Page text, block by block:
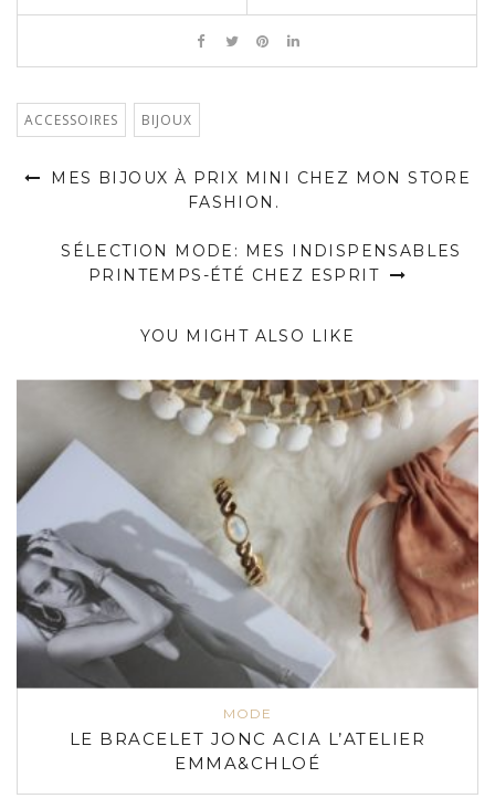
ACCESSOIRES BIJOUX
MES BIJOUX À PRIX MINI CHEZ MON STORE
FASHION.
SÉLECTION MODE: MES INDISPENSABLES
PRINTEMPS-ÉTÉ CHEZ ESPRIT
YOU MIGHT ALSO LIKE
MODE
LE BRACELET JONC ACIA L’ATELIER
EMMA&CHLOÉ